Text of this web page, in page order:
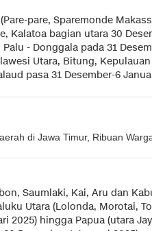
pare, Sparemonde
Kalatoa bagian utara 30
- Donggala pada 31
Utara, Bitung,
pasa 31 Desember-6
di Jawa Timur, Ribuan
Saumlaki, Kai, Aru dan
Utara (Lolonda, Morotai,
2025) hingga Papua (utara